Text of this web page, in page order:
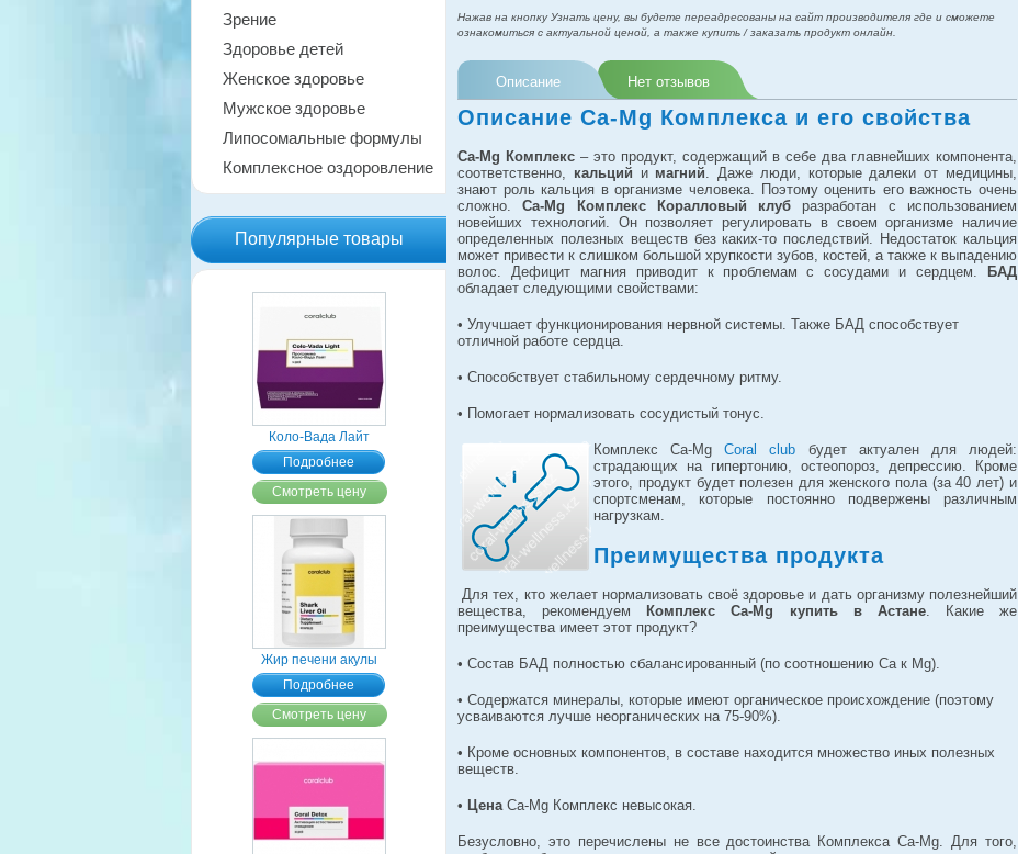
Зрение
Здоровье детей
Женское здоровье
Мужское здоровье
Липосомальные формулы
Комплексное оздоровление
Популярные товары
Коло-Вада Лайт
Подробнее
Смотреть цену
Жир печени акулы
Подробнее
Смотреть цену
Нажав на кнопку Узнать цену, вы будете переадресованы на сайт производителя где и сможете
ознакомиться с актуальной ценой, а также купить / заказать продукт онлайн.
Описание Нет отзывов
Описание Ca-Mg Комплекса и его свойства
Ca-Mg Комплекс – это продукт, содержащий в себе два главнейших компонента,
соответственно, кальций и магний. Даже люди, которые далеки от медицины,
знают роль кальция в организме человека. Поэтому оценить его важность очень
сложно.Ca-Mg Комплекс Коралловый клуб разработан с использованием
новейших технологий. Он позволяет регулировать в своем организме наличие
определенных полезных веществ без каких-то последствий. Недостаток кальция
может привести к слишком большой хрупкости зубов, костей, а также к выпадению
волос. Дефицит магния приводит к проблемам с сосудами и сердцем.
БАД
обладает следующими свойствами:
• Улучшает функционирования нервной системы. Также БАД способствует
отличной работе сердца.
• Способствует стабильному сердечному ритму.
• Помогает нормализовать сосудистый тонус.
Комплекс Ca-MgCoral club будет актуален для людей:
страдающих на гипертонию, остеопороз, депрессию. Кроме
этого, продукт будет полезен для женского пола (за 40 лет) и
спортсменам, которые постоянно подвержены различным
нагрузкам.
Преимущества продукта
Для тех, кто желает нормализовать своё здоровье и дать организму полезнейший
вещества, рекомендуем
Комплекс Ca-Mg купить в Астане. Какие же
преимущества имеет этот продукт?
• Состав БАД полностью сбалансированный (по соотношению Ca к Mg).
• Содержатся минералы, которые имеют органическое происхождение (поэтому
усваиваются лучше неорганических на 75-90%).
• Кроме основных компонентов, в составе находится множество иных полезных
веществ.
• ЦенаCa-Mg Комплекс невысокая.
Безусловно, это перечислены не все достоинства Комплекса Ca-Mg. Для того,